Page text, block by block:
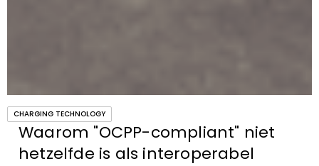
CHARGING TECHNOLOGY
Waarom "OCPP-compliant" niet
hetzelfde is als interoperabel